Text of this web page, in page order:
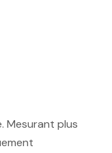
Mesurant plus